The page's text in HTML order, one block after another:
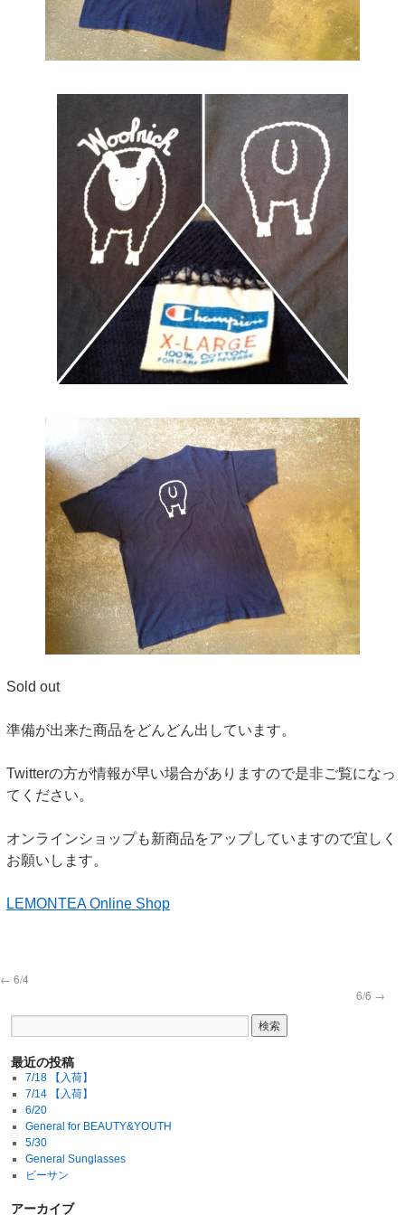
Sold out
準備が出来た商品をどんどん出しています。
Twitterの方が情報が早い場合がありますので是非ご覧になっ
てください。
オンラインショップも新商品をアップしていますので宜しく
お願いします。
LEMONTEA Online Shop
← 6/4
6/6 →
最近の投稿
7/18 【入荷】
7/14 【入荷】
6/20
General for BEAUTY&YOUTH
5/30
General Sunglasses
ビーサン
アーカイブ